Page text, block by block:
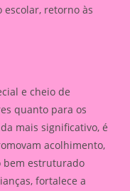
escolar, retorno às
e cheio de
quanto para os
mais significativo, é
acolhimento,
bem estruturado
fortalece a